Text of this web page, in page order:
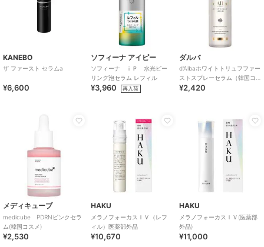
KANEBO
ザ ファースト セラムa
¥6,600
ソフィーナ アイピー
ソフィーナ ｉＰ 水光ピー
リング泡セラム レフィル
¥3,960 再入荷
ダルバ
d'Albaホワイトトリュフファー
ストスプレーセラム（韓国コ
スメ）
¥2,420
メディキューブ
medicube PDRNピンクセラ
ム(韓国コスメ)
¥2,530
HAKU
メラノフォーカスＩＶ（レフ
ィル）医薬部外品
¥10,670
HAKU
メラノフォーカスＩＶ(医薬部
外品)
¥11,000